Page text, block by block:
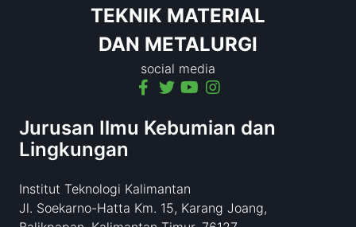
TEKNIK MATERIAL
DAN METALURGI
social media
Jurusan Ilmu Kebumian dan
Lingkungan
Institut Teknologi Kalimantan
Jl. Soekarno-Hatta Km. 15, Karang Joang,